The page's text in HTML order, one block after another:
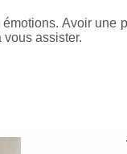
Avoir
assister.